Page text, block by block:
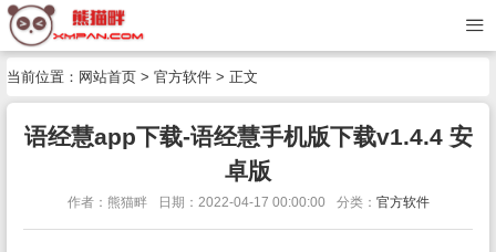
当前位置： 网站首页 > 官方软件 > 正文
语经慧app下载-语经慧手机版下载v1.4.4 安
卓版
作者：熊猫畔 日期：2022-04-17 00:00:00 分类： 官方软件